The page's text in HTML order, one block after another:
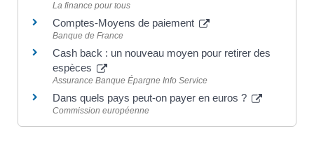
La finance pour tous
Comptes-Moyens de paiement
Banque de France
Cash back : un nouveau moyen pour retirer des
espèces
Assurance Banque Épargne Info Service
Dans quels pays peut-on payer en euros ?
Commission européenne